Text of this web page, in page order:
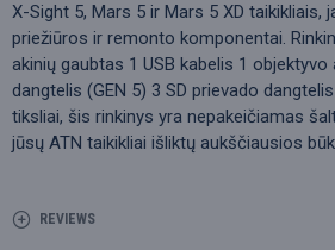
X-Sight 5, Mars 5 ir Mars 5 XD taikikliais,
priežiūros ir remonto komponentai.
akinių gaubtas 1 USB kabelis 1 objektyvo
dangtelis (GEN 5) 3 SD prievado
tiksliai, šis rinkinys yra nepakeičiamas
jūsų ATN taikikliai išliktų aukščiausios
REVIEWS